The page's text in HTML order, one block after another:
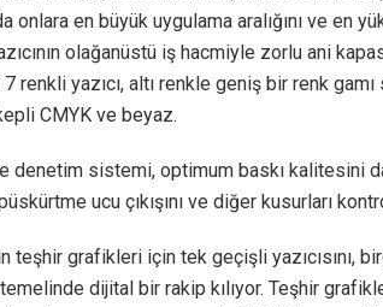
onlara en büyük uygulama aralığını ve en
olağanüstü iş hacmiyle zorlu ani
7 renkli yazıcı, altı renkle geniş bir renk
CMYK ve beyaz.
denetim sistemi, optimum baskı kalitesini
ucu çıkışını ve diğer kusurları
teşhir grafikleri için tek geçişli yazıcısını,
dijital bir rakip kılıyor. Teşhir